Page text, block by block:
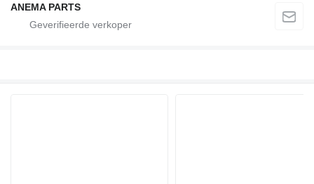
ANEMA PARTS